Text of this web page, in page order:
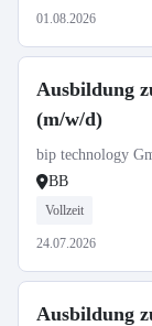
01.08.2026
Ausbildung
(m/w/d)
bip technology
BB
Vollzeit
24.07.2026
Ausbildung